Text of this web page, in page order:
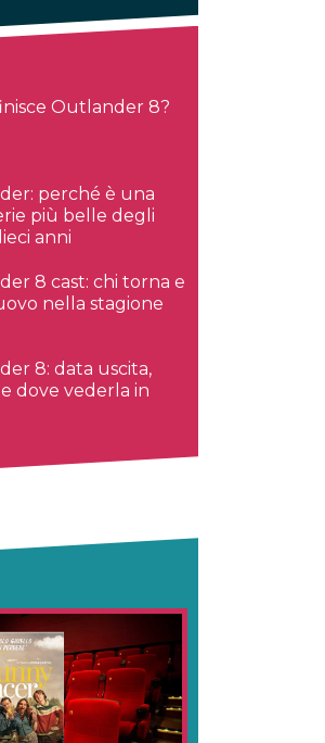
Outlander 8?
perché è una
più belle degli
anni
8 cast: chi torna e
nella stagione
8: data uscita,
dove vederla in